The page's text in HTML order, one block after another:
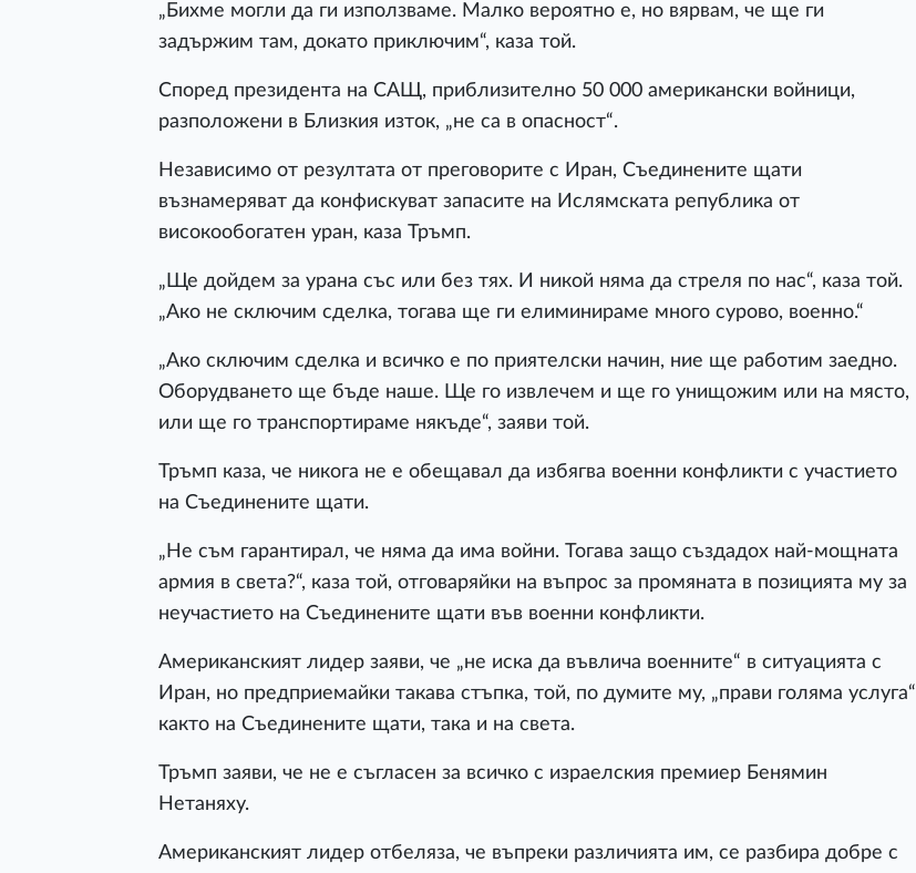
„Бихме могли да ги използваме. Малко вероятно е, но вярвам, че ще ги
задържим там, докато приключим“, каза той.
Според президента на САЩ, приблизително 50 000 американски войници,
разположени в Близкия изток, „не са в опасност“.
Независимо от резултата от преговорите с Иран, Съединените щати
възнамеряват да конфискуват запасите на Ислямската република от
високообогатен уран, каза Тръмп.
„Ще дойдем за урана със или без тях. И никой няма да стреля по нас“, каза той.
„Ако не сключим сделка, тогава ще ги елиминираме много сурово, военно.“
„Ако сключим сделка и всичко е по приятелски начин, ние ще работим заедно.
Оборудването ще бъде наше. Ще го извлечем и ще го унищожим или на място,
или ще го транспортираме някъде“, заяви той.
Тръмп каза, че никога не е обещавал да избягва военни конфликти с участието
на Съединените щати.
„Не съм гарантирал, че няма да има войни. Тогава защо създадох най-мощната
армия в света?“, каза той, отговаряйки на въпрос за промяната в позицията му за
неучастието на Съединените щати във военни конфликти.
Американският лидер заяви, че „не иска да въвлича военните“ в ситуацията с
Иран, но предприемайки такава стъпка, той, по думите му, „прави голяма услуга“
както на Съединените щати, така и на света.
Тръмп заяви, че не е съгласен за всичко с израелския премиер Бенямин
Нетаняху.
Американският лидер отбеляза, че въпреки различията им, се разбира добре с